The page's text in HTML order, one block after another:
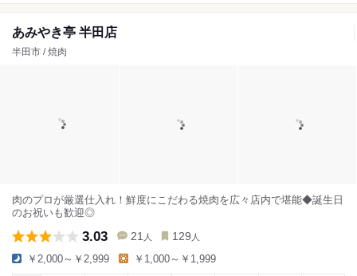
あみやき亭 半田店
半田市 / 焼肉
肉のプロが厳選仕入れ！鮮度にこだわる焼肉を広々店内で堪能◆誕生日
のお祝いも歓迎◎
3.03 21 人 129 人
￥2,000～￥2,999 ￥1,000～￥1,999